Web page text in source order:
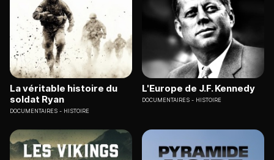
La véritable histoire du
soldat Ryan
DOCUMENTAIRES HISTOIRE
L'Europe de J.F. Kennedy
DOCUMENTAIRES HISTOIRE